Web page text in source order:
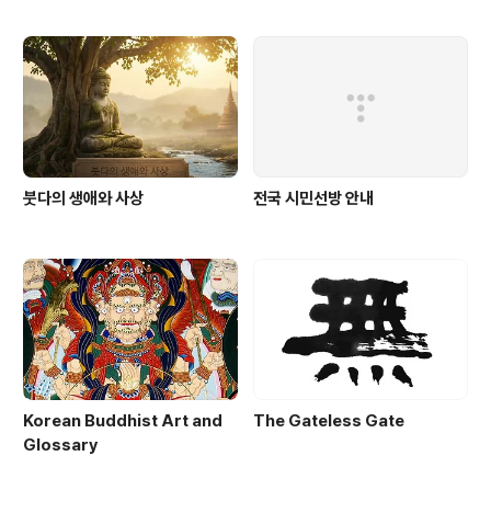
붓다의 생애와 사상 전국 시민선방 안내
Korean Buddhist Art and
Glossary
The Gateless Gate